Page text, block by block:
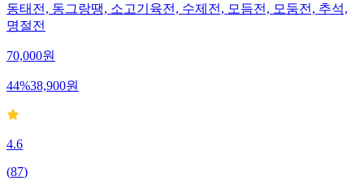
동태전, 동그랑땡, 소고기육전, 수제전, 모듬전, 모둠전, 추석,
명절전
70,000원
44%38,900원
4.6
(87)